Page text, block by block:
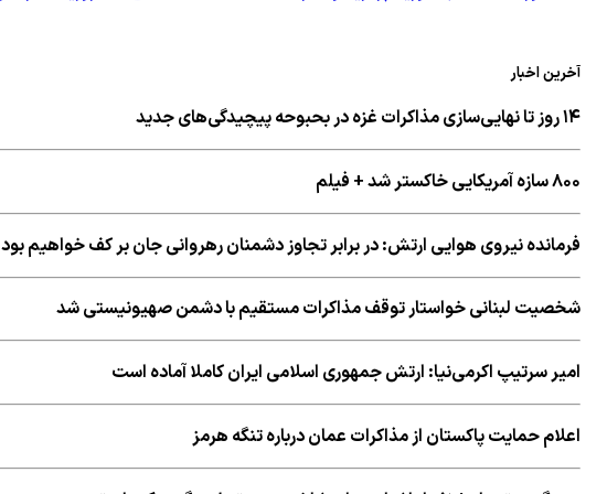
آخرین اخبار
۱۴ روز تا نهایی‌سازی مذاکرات غزه در بحبوحه پیچیدگی‌های جدید
۸۰۰ سازه آمریکایی خاکستر شد + فیلم
فرمانده نیروی هوایی ارتش: در برابر تجاوز دشمنان رهروانی جان بر کف خواهیم بود
شخصیت لبنانی خواستار توقف مذاکرات مستقیم با دشمن صهیونیستی شد
امیر سرتیپ اكرمی‌نیا: ارتش جمهوری اسلامی ایران کاملا آماده است
اعلام حمایت پاکستان از مذاکرات عمان درباره تنگه هرمز